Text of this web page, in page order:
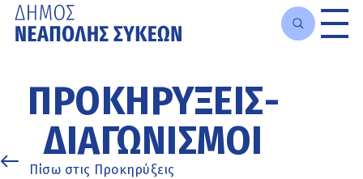
κυρίως
περιεχόμενο
ΠΡΟΚΗΡΎΞΕΙΣ-
ΔΙΑΓΩΝΙΣΜΟΊ
Πίσω στις Προκηρύξεις